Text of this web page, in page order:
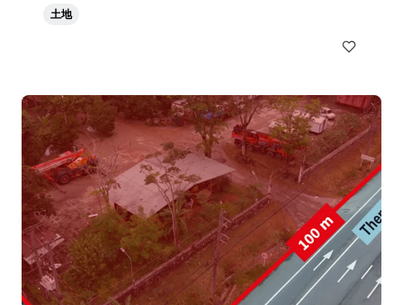
土地